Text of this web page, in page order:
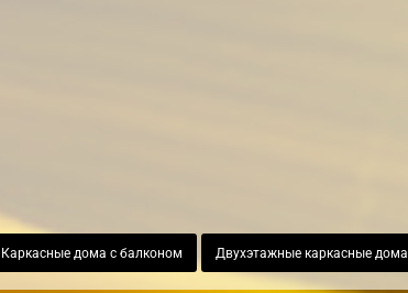
Каркасные дома с балконом Двухэтажные каркасные дома